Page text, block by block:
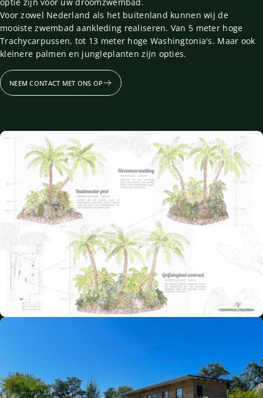
Voor zowel Nederland als het buitenland kunnen wij de
mooiste zwembad aankleding realiseren. Van 5 meter hoge
Trachycarpussen, tot 13 meter hoge Washingtonia's. Maar ook
kleinere palmen en jungleplanten zijn opties.
NEEM CONTACT MET ONS OP